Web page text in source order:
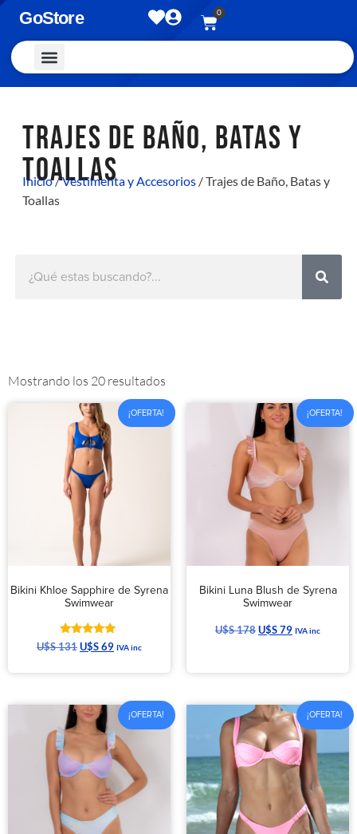
GoStore 0
TRAJES DE BAÑO, BATAS Y
TOALLAS
Inicio/Vestimenta y Accesorios/ Trajes de Baño, Batas y
Toallas
Mostrando los 20 resultados
¡OFERTA!
Bikini Khloe Sapphire de Syrena
Swimwear
Valorado
con
U$S131U$S69 IVA inc
¡OFERTA!
Bikini Luna Blush de Syrena
Swimwear
U$S178U$S79 IVA inc
¡OFERTA! ¡OFERTA!